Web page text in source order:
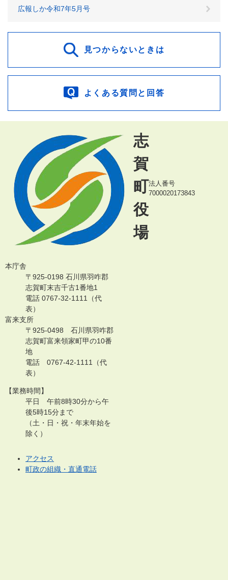
広報しか令和7年5月号
見つからないときは
よくある質問と回答
志
賀
町
役
場
法人番号
7000020173843
本庁舎
〒925-0198 石川県羽咋郡
志賀町末吉千古1番地1
電話 0767-32-1111（代
表）
富来支所
〒925-0498 石川県羽咋郡
志賀町富来領家町甲の10番
地
電話 0767-42-1111（代
表）
【業務時間】
平日 午前8時30分から午
後5時15分まで
（土・日・祝・年末年始を
除く）
アクセス
町政の組織・直通電話